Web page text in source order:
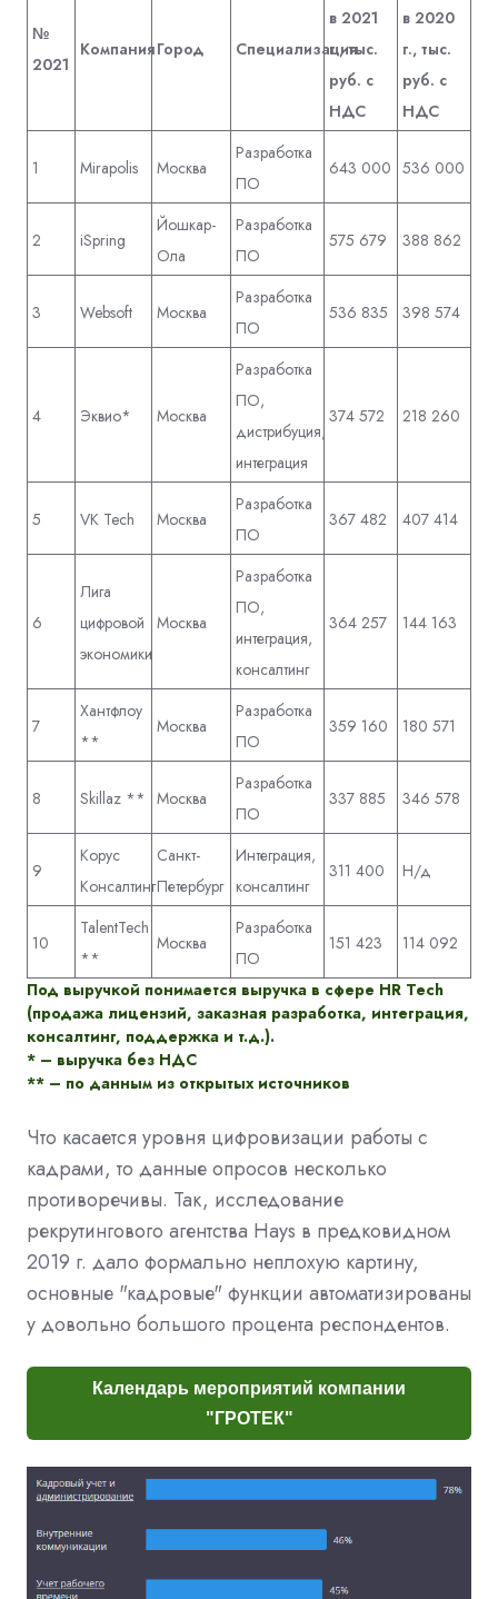
№
2021
КомпанияГород Специализация
в 2021
г., тыс.
руб. с
НДС
в 2020
г., тыс.
руб. с
НДС
1 Mirapolis Москва
Разработка
ПО
643 000 536 000
2 iSpring
Йошкар-
Ола
Разработка
ПО
575 679 388 862
3 Websoft Москва
Разработка
ПО
536 835 398 574
4 Эквио* Москва
Разработка
ПО,
дистрибуция,
интеграция
374 572 218 260
5 VK Tech Москва
Разработка
ПО
367 482 407 414
6
Лига
цифровой
экономики
Москва
Разработка
ПО,
интеграция,
консалтинг
364 257 144 163
7
Хантфлоу
**
Москва
Разработка
ПО
359 160 180 571
8 Skillaz ** Москва
Разработка
ПО
337 885 346 578
9
Корус
Консалтинг
Санкт-
Петербург
Интеграция,
консалтинг
311 400 Н/д
10
TalentTech
**
Москва
Разработка
ПО
151 423 114 092
Под выручкой понимается выручка в сфере HR Tech
(продажа лицензий, заказная разработка, интеграция,
консалтинг, поддержка и т.д.).
* – выручка без НДС
** – по данным из открытых источников
Что касается уровня цифровизации работы с
кадрами, то данные опросов несколько
противоречивы. Так, исследование
рекрутингового агентства Hays в предковидном
2019 г. дало формально неплохую картину,
основные "кадровые" функции автоматизированы
у довольно большого процента респондентов.
Календарь мероприятий компании
"ГРОТЕК"